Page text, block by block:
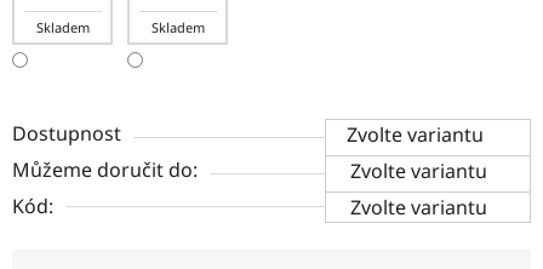
Skladem Skladem
Dostupnost
Zvolte variantu
Můžeme doručit do:
Zvolte variantu
Kód:
Zvolte variantu